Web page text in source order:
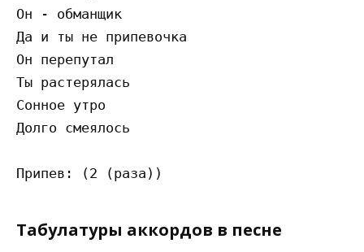
Он - обманщик
Да и ты не припевочка
Он перепутал
Ты растерялась
Сонное утро
Долго смеялось
Табулатуры аккордов в песне